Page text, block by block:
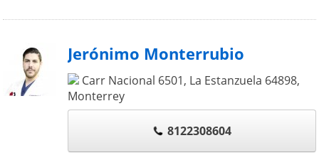
Jerónimo Monterrubio
Carr Nacional 6501, La Estanzuela 64898,
Monterrey
8122308604